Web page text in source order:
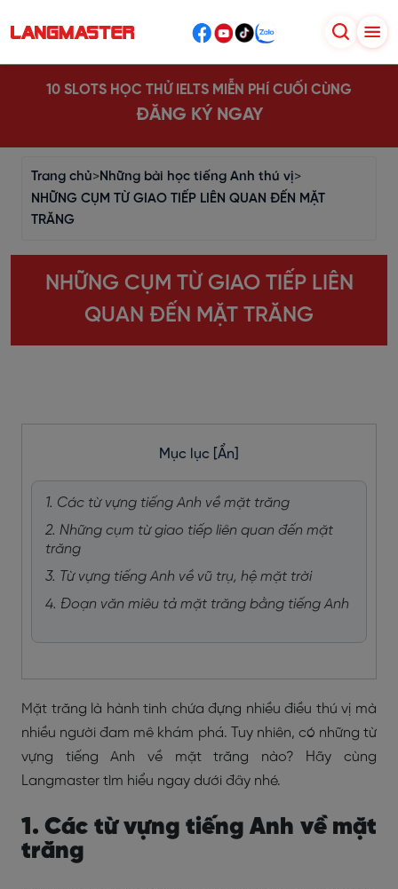
10 SLOTS HỌC THỬ IELTS MIỄN PHÍ CUỐI CÙNG
ĐĂNG KÝ NGAY
Trang chủ>Những bài học tiếng Anh thú vị>
NHỮNG CỤM TỪ GIAO TIẾP LIÊN QUAN ĐẾN MẶT
TRĂNG
NHỮNG CỤM TỪ GIAO TIẾP LIÊN
QUAN ĐẾN MẶT TRĂNG
Mục lục [Ẩn]
1. Các từ vựng tiếng Anh về mặt trăng
2. Những cụm từ giao tiếp liên quan đến mặt
trăng
3. Từ vựng tiếng Anh về vũ trụ, hệ mặt trời
4. Đoạn văn miêu tả mặt trăng bằng tiếng Anh
Mặt trăng là hành tinh chứa đựng nhiều điều thú vị mà
nhiều người đam mê khám phá. Tuy nhiên, có những từ
vựng tiếng Anh về mặt trăng nào? Hãy cùng
Langmaster tìm hiểu ngay dưới đây nhé.
1. Các từ vựng tiếng Anh về mặt
trăng